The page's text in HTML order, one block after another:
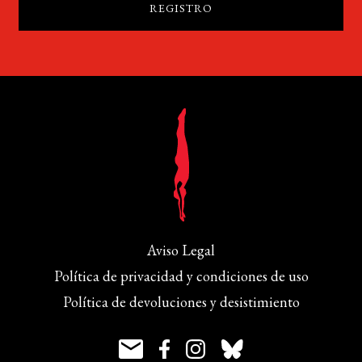
Aviso Legal
Política de privacidad y condiciones de uso
Política de devoluciones y desistimiento